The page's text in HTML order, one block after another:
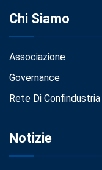
Chi Siamo
Associazione
Governance
Rete Di Confindustria
Notizie